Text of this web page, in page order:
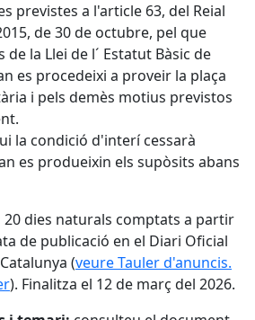
previstes a l'article 63, del Reial
de 30 de octubre, pel que
la Llei de l´ Estatut Bàsic de
es procedeixi a proveir la plaça
i pels demès motius previstos
la condició d'interí cessarà
es produeixin els supòsits abans
20 dies naturals comptats a partir
de publicació en el Diari Oficial
(veure Tauler d'anuncis.
). Finalitza el 12 de març del 2026.